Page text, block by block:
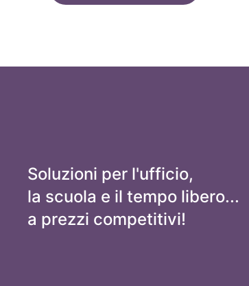
Soluzioni per l'ufficio,
la scuola e il tempo libero...
a prezzi competitivi!